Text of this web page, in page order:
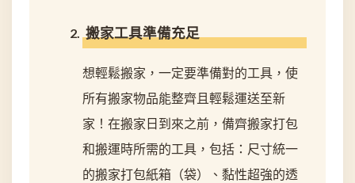
搬家工具準備充足
想輕鬆搬家，一定要準備對的工具，使
所有搬家物品能整齊且輕鬆運送至新
家！在搬家日到來之前，備齊搬家打包
和搬運時所需的工具，包括：尺寸統一
的搬家打包紙箱（袋）、黏性超強的透